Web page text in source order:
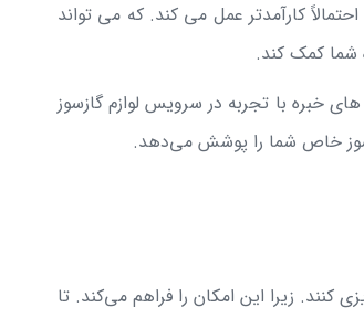
کارآمدتر عمل می کند. که می تواند
شما کمک کند.
خبره با تجربه در سرویس لوازم گازسوز
خاص شما را پوشش می‌دهد.
کنند. زیرا این امکان را فراهم می‌کند. تا